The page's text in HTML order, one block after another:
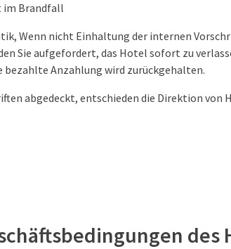
im Brandfall
Wenn nicht Einhaltung der internen
Sie aufgefordert, das Hotel sofort zu
bezahlte Anzahlung wird zurückgehalten.
abgedeckt, entschieden die Direktion von
des